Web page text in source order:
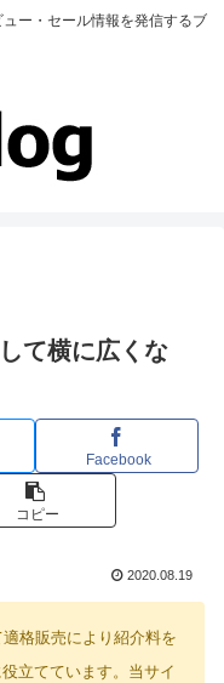
ー・セール情報を発信するブ
て横に広くな
Facebook
コピー
2020.08.19
格販売により紹介料を
立てています。当サイ